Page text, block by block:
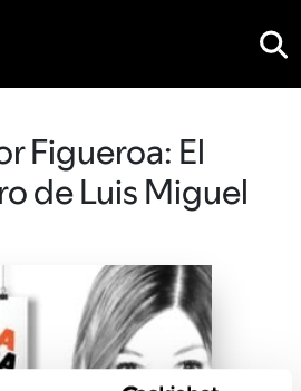
Figueroa: El
de Luis Miguel